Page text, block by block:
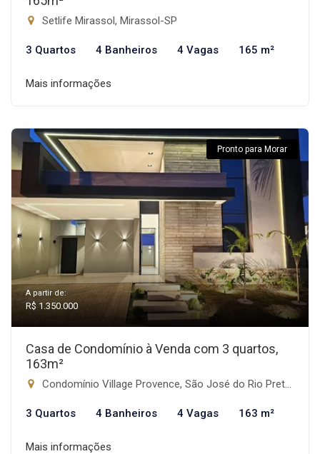
Setlife Mirassol, Mirassol-SP
3 Quartos 4 Banheiros 4 Vagas 165 m²
Mais informações
Pronto para Morar
A partir de:
R$ 1.350.000
Casa de Condomínio à Venda com 3 quartos,
163m²
Condomínio Village Provence, São José do Rio Preto-SP
3 Quartos 4 Banheiros 4 Vagas 163 m²
Mais informações